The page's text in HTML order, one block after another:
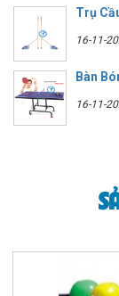
Trụ
16-11-
Bàn
16-11-